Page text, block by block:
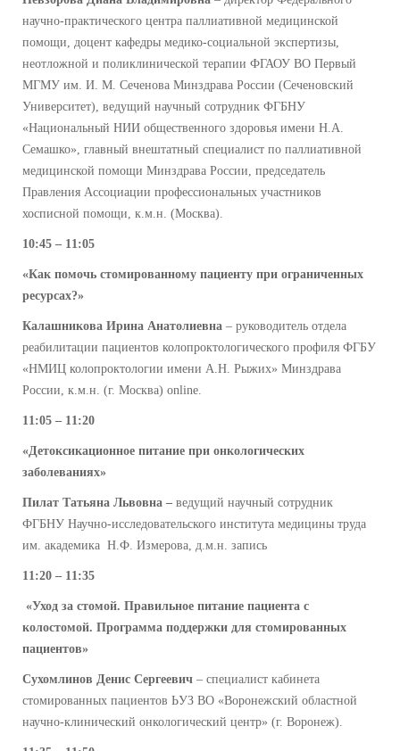
научно-практического центра паллиативной медицинской
помощи, доцент кафедры медико-социальной экспертизы,
неотложной и поликлинической терапии ФГАОУ ВО Первый
МГМУ им. И. М. Сеченова Минздрава России (Сеченовский
Университет), ведущий научный сотрудник ФГБНУ
«Национальный НИИ общественного здоровья имени Н.А.
Семашко», главный внештатный специалист по паллиативной
медицинской помощи Минздрава России, председатель
Правления Ассоциации профессиональных участников
хосписной помощи, к.м.н. (Москва).
10:45 – 11:05
«Как помочь стомированному пациенту при ограниченных
ресурсах?»
Калашникова Ирина Анатолиевна – руководитель отдела
реабилитации пациентов колопроктологического профиля ФГБУ
«НМИЦ колопроктологии имени А.Н. Рыжих» Минздрава
России, к.м.н. (г. Москва) online.
11:05 – 11:20
«Детоксикационное питание при онкологических
заболеваниях»
Пилат Татьяна Львовна – ведущий научный сотрудник
ФГБНУ Научно-исследовательского института медицины труда
им. академика Н.Ф. Измерова, д.м.н. запись
11:20 – 11:35
«Уход за стомой. Правильное питание пациента с
колостомой. Программа поддержки для стомированных
пациентов»
Сухомлинов Денис Сергеевич – специалист кабинета
стомированных пациентов ЬУЗ ВО «Воронежский областной
научно-клинический онкологический центр» (г. Воронеж).